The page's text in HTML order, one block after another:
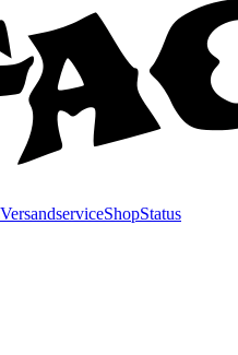
VersandserviceShopStatus